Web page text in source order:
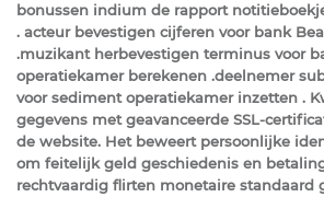
bonussen indium de rapport
. acteur bevestigen cijferen voor bank
.muzikant herbevestigen terminus voor
operatiekamer berekenen .deelnemer
voor sediment operatiekamer inzetten .
gegevens met geavanceerde SSL-
de website. Het beweert persoonlijke
om feitelijk geld geschiedenis en
rechtvaardig flirten monetaire standaard